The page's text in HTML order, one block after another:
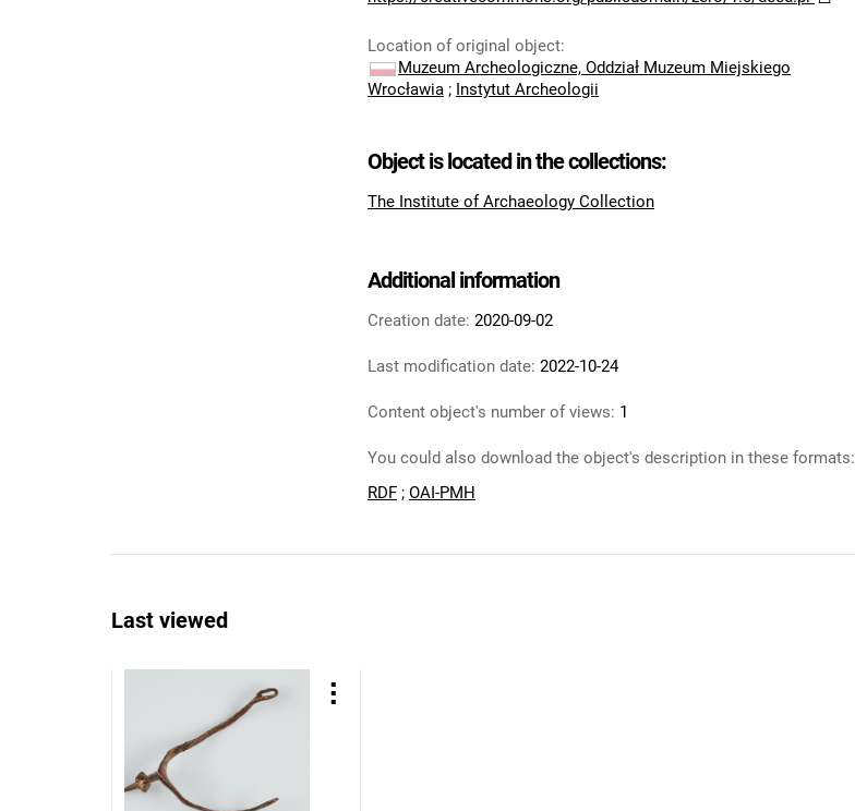
Location of original object:
Muzeum Archeologiczne, Oddział Muzeum Miejskiego
Wrocławia ; Instytut Archeologii
Object is located in the collections:
The Institute of Archaeology Collection
Additional information
Creation date: 2020-09-02
Last modification date: 2022-10-24
Content object's number of views: 1
You could also download the object's description in these formats:
RDF ; OAI-PMH
Last viewed